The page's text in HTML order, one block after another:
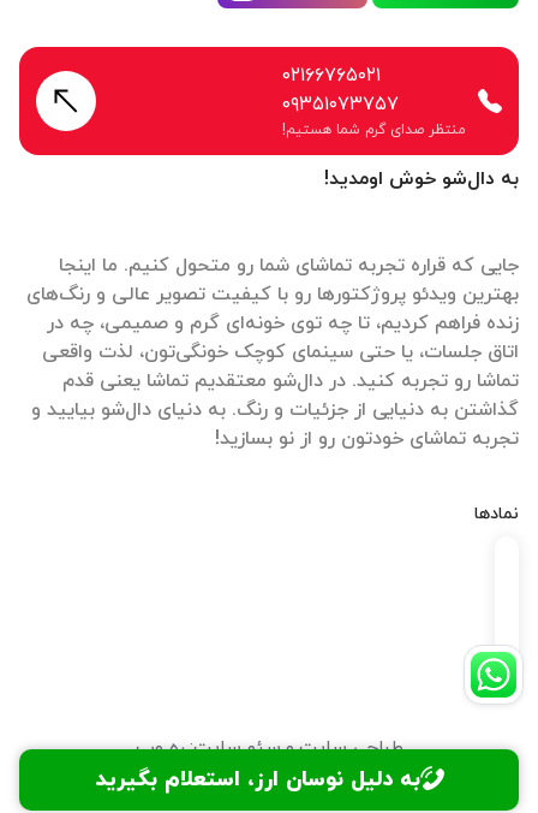
به دال‌شو خوش اومدید!
جایی که قراره تجربه تماشای شما رو متحول کنیم. ما اینجا
بهترین ویدئو پروژکتورها رو با کیفیت تصویر عالی و رنگ‌های
زنده فراهم کردیم، تا چه توی خونه‌ای گرم و صمیمی، چه در
اتاق جلسات، یا حتی سینمای کوچک خونگی‌تون، لذت واقعی
تماشا رو تجربه کنید. در دال‌شو معتقدیم تماشا یعنی قدم
گذاشتن به دنیایی از جزئیات و رنگ. به دنیای دال‌شو بیایید و
تجربه تماشای خودتون رو از نو بسازید!
نمادها
۰۲۱۶۶۷۶۵۰۲۱
۰۹۳۵۱۰۷۳۷۵۷
منتظر صدای گرم شما هستیم!
طراحی سایتوسئو سایت:ره وب
به دلیل نوسان ارز، استعلام بگیرید